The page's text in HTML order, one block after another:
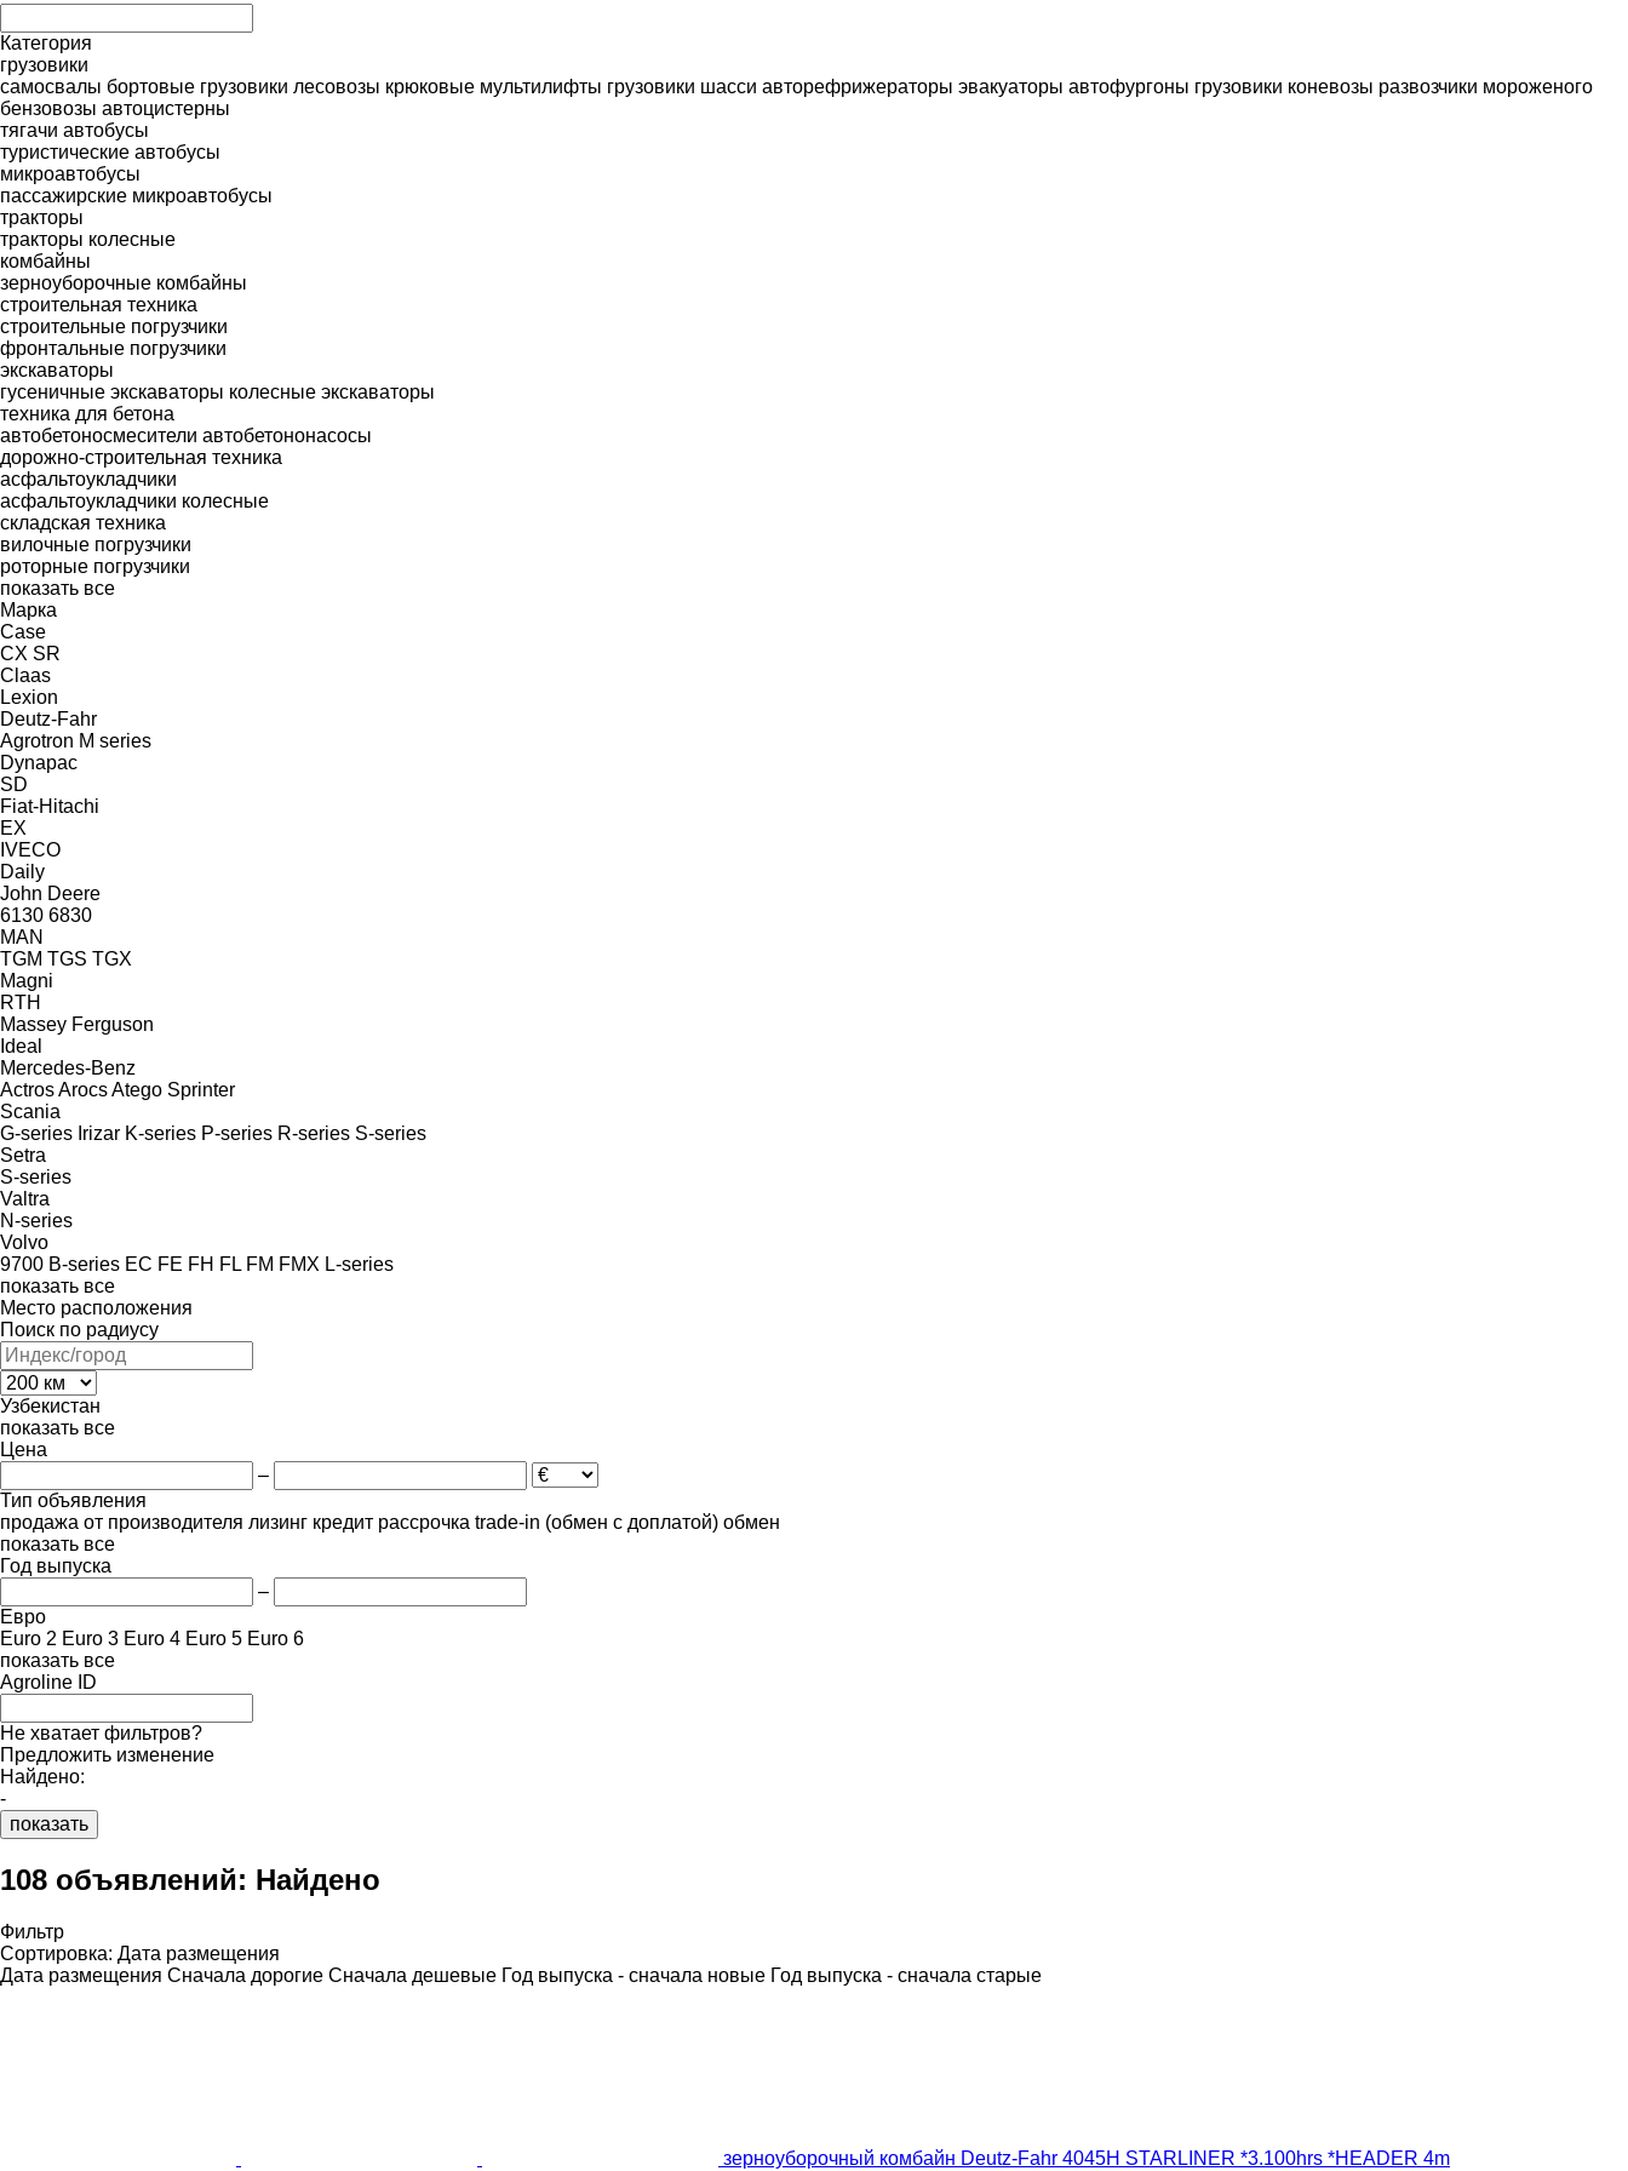
Категория
грузовики
самосвалы бортовые грузовики лесовозы крюковые мультилифты грузовики шасси авторефрижераторы эвакуаторы автофургоны грузовики коневозы развозчики мороженого
бензовозы автоцистерны
тягачи автобусы
туристические автобусы
микроавтобусы
пассажирские микроавтобусы
тракторы
тракторы колесные
комбайны
зерноуборочные комбайны
строительная техника
строительные погрузчики
фронтальные погрузчики
экскаваторы
гусеничные экскаваторы колесные экскаваторы
техника для бетона
автобетоносмесители автобетононасосы
дорожно-строительная техника
асфальтоукладчики
асфальтоукладчики колесные
складская техника
вилочные погрузчики
роторные погрузчики
показать все
Марка
Case
CX SR
Claas
Lexion
Deutz-Fahr
Agrotron M series
Dynapac
SD
Fiat-Hitachi
EX
IVECO
Daily
John Deere
6130 6830
MAN
TGM TGS TGX
Magni
RTH
Massey Ferguson
Ideal
Mercedes-Benz
ActrosArocsAtego Sprinter
Scania
G-series Irizar K-series P-series R-series S-series
Setra
S-series
Valtra
N-series
Volvo
9700 B-series EC FE FH FL FM FMX L-series
показать все
Место расположения
Поиск по радиусу
Узбекистан
показать все
Цена
–
Тип объявления
продажа от производителя лизинг кредит рассрочка trade-in (обмен с доплатой) обмен
показать все
Год выпуска
–
Евро
Euro 2 Euro 3 Euro 4 Euro 5 Euro 6
показать все
Agroline ID
Не хватает фильтров?
Предложить изменение
Найдено:
-
показать
108 объявлений: Найдено
Фильтр
Сортировка: Дата размещения
Дата размещения Сначала дорогие Сначала дешевые Год выпуска - сначала новые Год выпуска - сначала старые
зерноуборочный комбайн Deutz-Fahr 4045H STARLINER *3.100hrs *HEADER 4m